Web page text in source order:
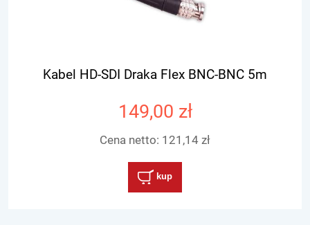
Kabel HD-SDI Draka Flex BNC-BNC 5m
149,00 zł
Cena netto: 121,14 zł
kup